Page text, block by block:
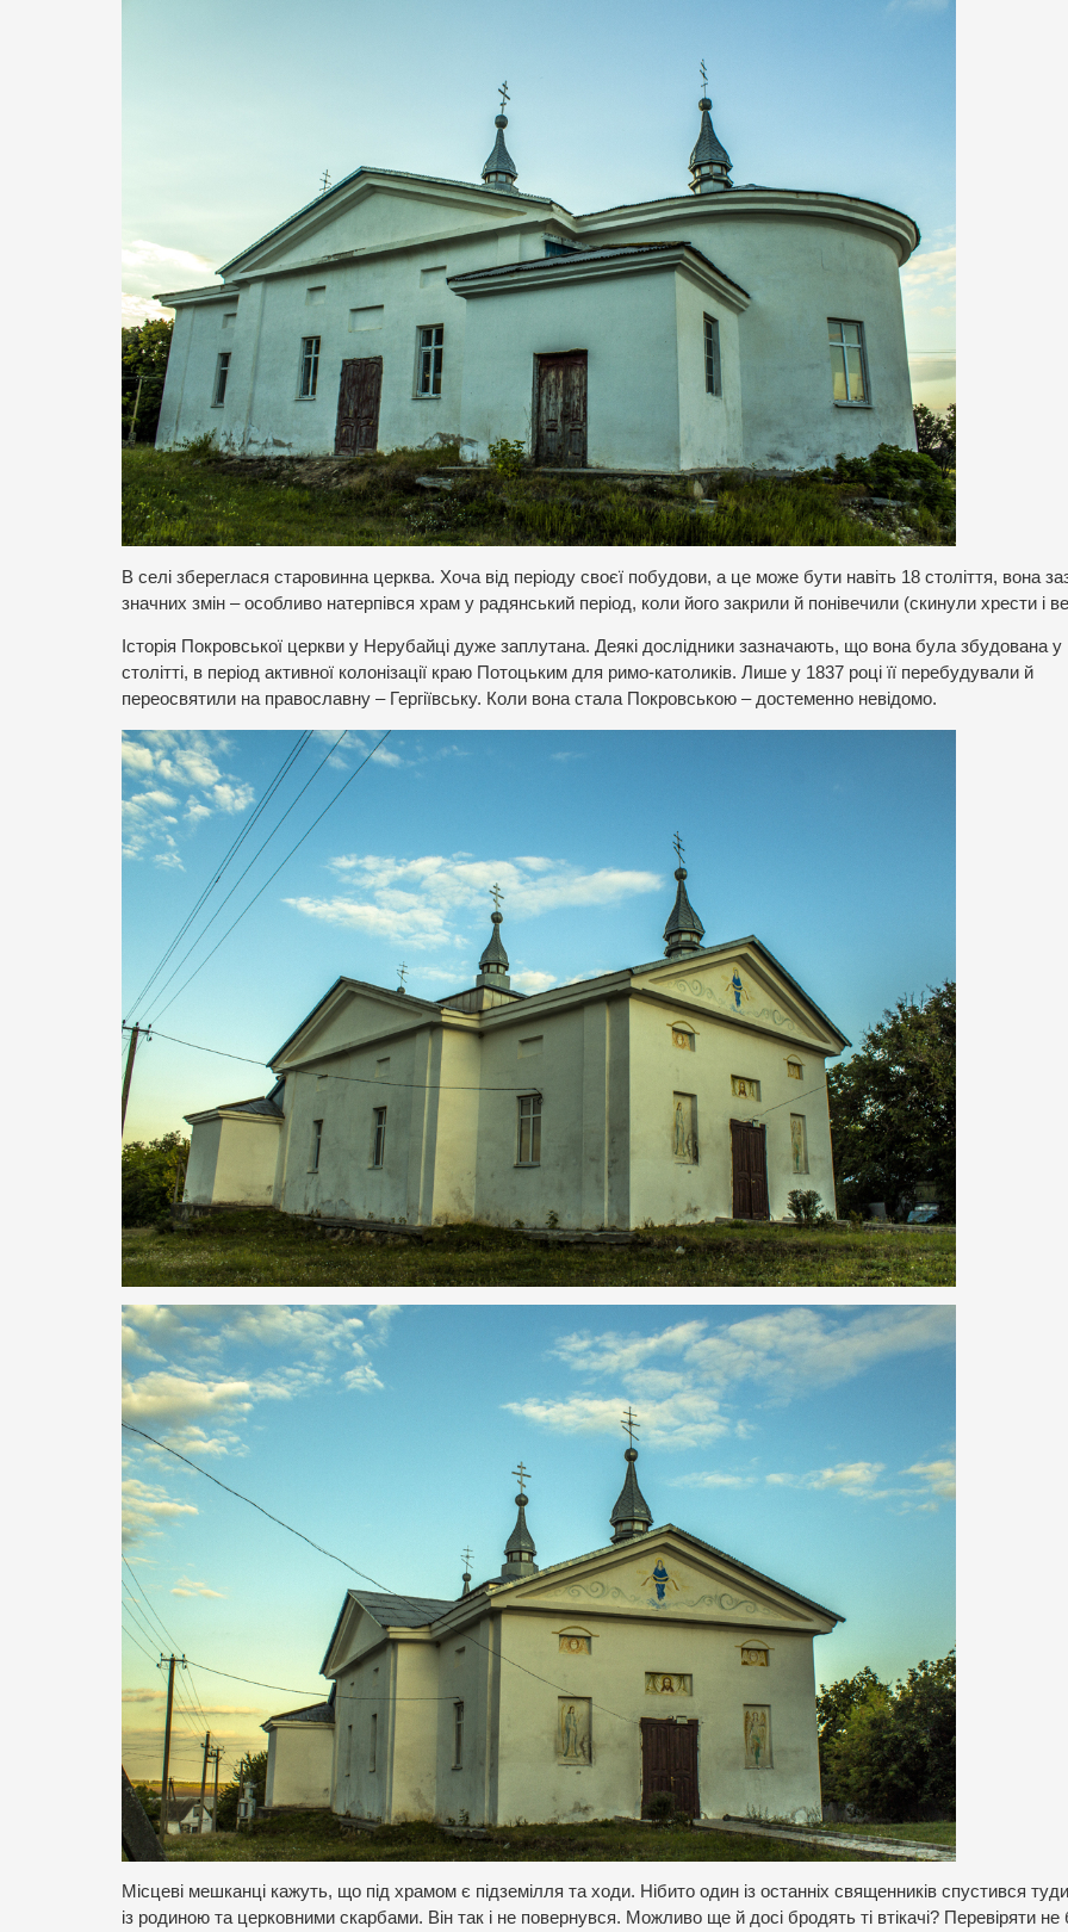
В селі збереглася старовинна церква. Хоча від періоду своєї побудови, а це може бути навіть 18 століття, вона
значних змін – особливо натерпівся храм у радянський період, коли його закрили й понівечили (скинули хрести і
Історія Покровської церкви у Нерубайці дуже заплутана. Деякі дослідники зазначають, що вона була збудована у
столітті, в період активної колонізації краю Потоцьким для римо-католиків. Лише у 1837 році її перебудували й
переосвятили на православну – Гергіївську. Коли вона стала Покровською – достеменно невідомо.
Місцеві мешканці кажуть, що під храмом є підземілля та ходи. Нібито один із останніх священників спустився
із родиною та церковними скарбами. Він так і не повернувся. Можливо ще й досі бродять ті втікачі? Перевіряти